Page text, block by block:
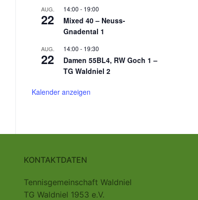
AUG.
22
14:00 - 19:00
Mixed 40 – Neuss-
Gnadental 1
AUG.
22
14:00 - 19:30
Damen 55BL4, RW Goch 1 –
TG Waldniel 2
Kalender anzeigen
KONTAKTDATEN
Tennisgemeinschaft Waldniel
TG Waldniel 1953 e.V.